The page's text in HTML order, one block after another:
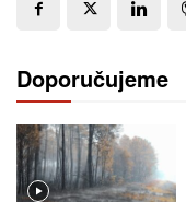
Doporučujeme